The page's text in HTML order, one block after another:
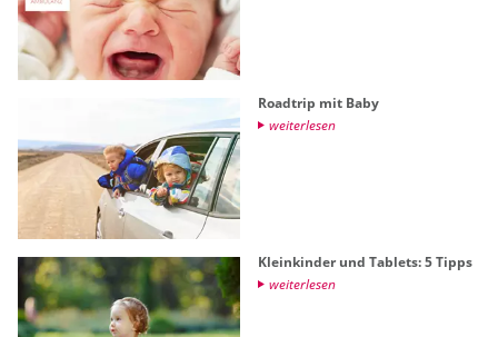
Roadt­rip mit Baby
wei­ter­le­sen
Klein­kin­der und Ta­blets: 5 Tipps
wei­ter­le­sen